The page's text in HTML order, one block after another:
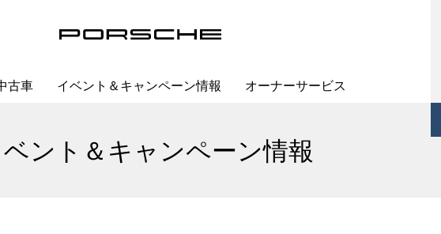
古車 イベント＆キャンペーン情報 オーナーサービス
ント＆キャンペーン情報